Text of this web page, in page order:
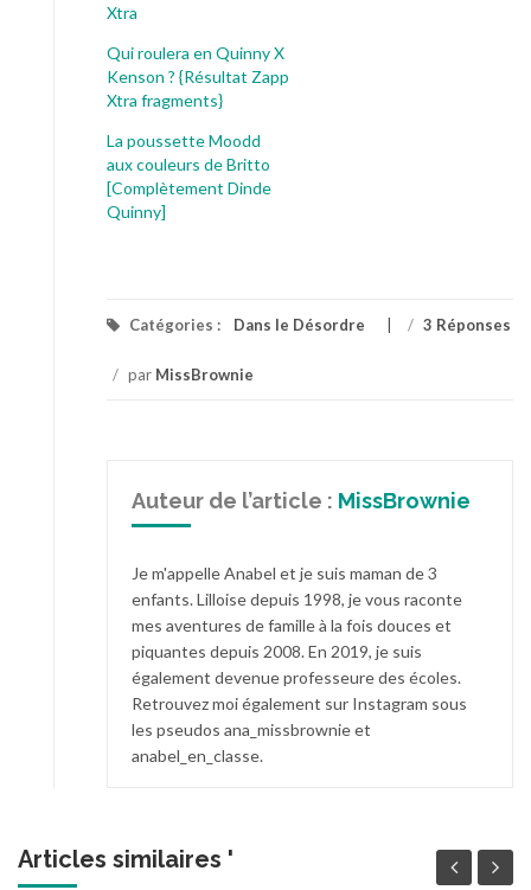
Xtra
Qui roulera en Quinny X
Kenson ? {Résultat Zapp
Xtra fragments}
La poussette Moodd
aux couleurs de Britto
[Complètement Dinde
Quinny]
Catégories : Dans le Désordre / 3 Réponses
/ par MissBrownie
Auteur de l’article : MissBrownie
Je m'appelle Anabel et je suis maman de 3
enfants. Lilloise depuis 1998, je vous raconte
mes aventures de famille à la fois douces et
piquantes depuis 2008. En 2019, je suis
également devenue professeure des écoles.
Retrouvez moi également sur Instagram sous
les pseudos ana_missbrownie et
anabel_en_classe.
Articles similaires '